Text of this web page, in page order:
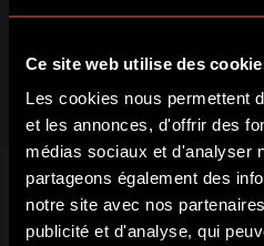
Ce site web utilise des
Les cookies nous permettent
et les annonces, d'offrir des
médias sociaux et d'analyser
partageons également des
notre site avec nos
publicité et d'analyse, qui
FAITES-VOUS
ET TROUVEZ
Une fois la porte
travaillez en équipe
série